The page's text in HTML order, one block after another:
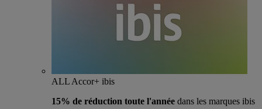
ALL Accor+ ibis
15% de réduction toute l'année dans les marques ibis